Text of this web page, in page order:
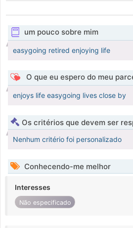
um pouco sobre mim
easygoing retired enjoying life
O que eu espero do meu
enjoys life easygoing lives close by
Os critérios que devem ser
Nenhum critério foi personalizado
Conhecendo-me melhor
Interesses
Não especificado